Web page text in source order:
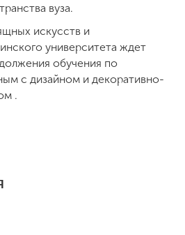
вуза.
искусств и
университета ждет
обучения по
с дизайном и декоративно-
.